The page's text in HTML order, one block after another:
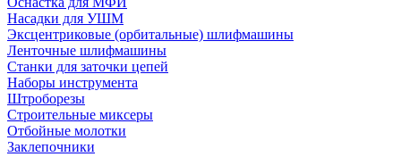
Насадки для УШМ
Эксцентриковые (орбитальные) шлифмашины
Ленточные шлифмашины
Станки для заточки цепей
Наборы инструмента
Штроборезы
Строительные миксеры
Отбойные молотки
Заклепочники